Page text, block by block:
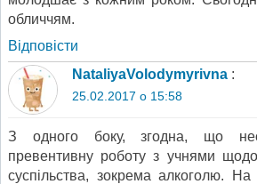
обличчям.
Відповіcти
NataliyaVolodymyrivna :
25.02.2017 о 15:58
З одного боку, згодна, що
превентивну роботу з учнями
суспільства, зокрема алкоголю. На